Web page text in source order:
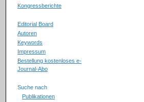
Kongressberichte
Editorial Board
Autoren
Keywords
Impressum
Bestellung kostenloses e-
Journal-Abo
Suche nach
Publikationen